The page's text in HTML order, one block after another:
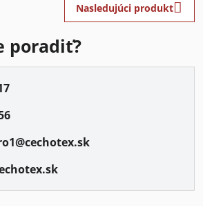
Nasledujúci produkt
poradiť?